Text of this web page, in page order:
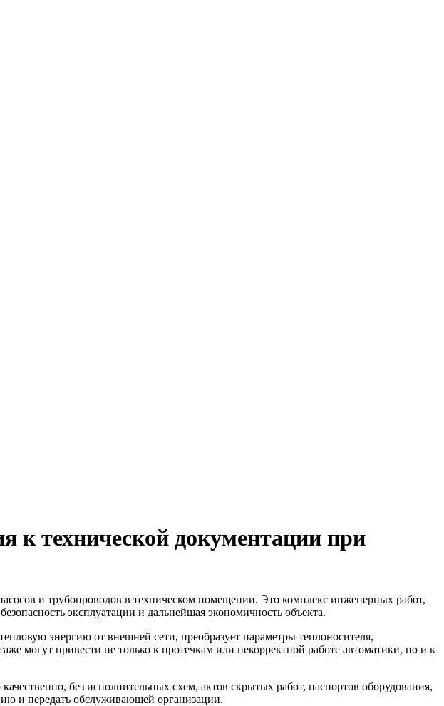
технической документации при
и трубопроводов в техническом помещении. Это комплекс инженерных работ,
эксплуатации и дальнейшая экономичность объекта.
энергию от внешней сети, преобразует параметры теплоносителя,
могут привести не только к протечкам или некорректной работе автоматики, но и к
без исполнительных схем, актов скрытых работ, паспортов оборудования,
и передать обслуживающей организации.